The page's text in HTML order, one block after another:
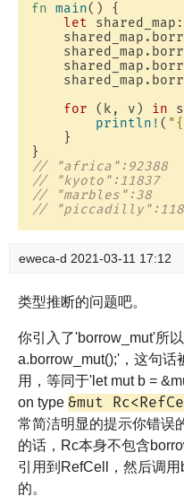
fn main() {
let
for (k, v) in
println! (
    }
// "africa":92388
// "kyoto":11837
// "marbles":38
//
eweca-d 2021-03-11 17:12
类型推断的问题吧。
你引入了'borrow_mut'所
a.borrow_mut();'，这句
用，等同于'let mut b =
on type &mut
常简洁明显的提示你错误
的话，Rc本身不包含
引用到RefCell，然后调
的。